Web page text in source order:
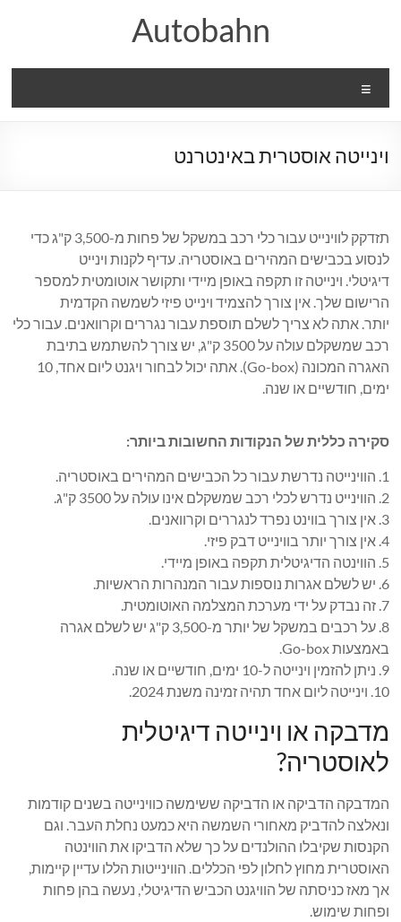
Autobahn
וינייטה אוסטרית באינטרנט
תזדקק לווינייט עבור כלי רכב במשקל של פחות מ-3,500 ק"ג כדי
לנסוע בכבישים המהירים באוסטריה. עדיף לקנות וינייט
דיגיטלי. וינייטה זו תקפה באופן מיידי ותקושר אוטומטית למספר
הרישום שלך. אין צורך להצמיד וינייט פיזי לשמשה הקדמית
יותר. אתה לא צריך לשלם תוספת עבור נגררים וקרוואנים. עבור כלי
רכב שמשקלם עולה על 3500 ק"ג, יש צורך להשתמש בתיבת
האגרה המכונה (Go-box). אתה יכול לבחור ויגנט ליום אחד, 10
ימים, חודשיים או שנה.
סקירה כללית של הנקודות החשובות ביותר:
1. הווינייטה נדרשת עבור כל הכבישים המהירים באוסטריה.
2. הווינייט נדרש לכלי רכב שמשקלם אינו עולה על 3500 ק"ג.
3. אין צורך בווינט נפרד לנגררים וקרוואנים.
4. אין צורך יותר בווינייט דבק פיזי.
5. הווינטה הדיגיטלית תקפה באופן מיידי.
6. יש לשלם אגרות נוספות עבור המנהרות הראשיות.
7. זה נבדק על ידי מערכת המצלמה האוטומטית.
8. על רכבים במשקל של יותר מ-3,500 ק"ג יש לשלם אגרה
באמצעות Go-box.
9. ניתן להזמין וינייטה ל-10 ימים, חודשיים או שנה.
10. וינייטה ליום אחד תהיה זמינה משנת 2024.
מדבקה או וינייטה דיגיטלית
לאוסטריה?
המדבקה הדביקה או הדביקה ששימשה כווינייטה בשנים קודמות
ונאלצה להדביק מאחורי השמשה היא כמעט נחלת העבר. וגם
הקנסות שקיבלו ההולנדים על כך שלא הדביקו את הווינטה
האוסטרית מחוץ לחלון לפי הכללים. הווינייטות הללו עדיין קיימות,
אך מאז כניסתה של הוויגנט הכביש הדיגיטלי, נעשה בהן פחות
ופחות שימוש.